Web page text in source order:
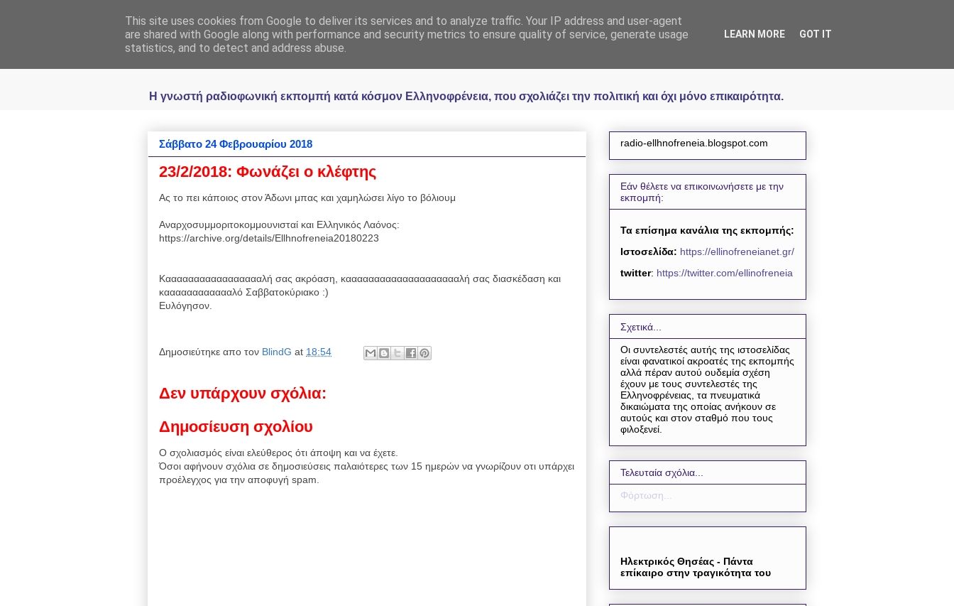
Ραδιοφωνική Ελληνοφρένεια Unofficial
Η γνωστή ραδιοφωνική εκπομπή κατά κόσμον Ελληνοφρένεια, που σχολιάζει την πολιτική και όχι μόνο επικαιρότητα.
Σάββατο 24 Φεβρουαρίου 2018
23/2/2018: Φωνάζει ο κλέφτης
Ας το πει κάποιος στον Άδωνι μπας και χαμηλώσει λίγο το βόλιουμ
Αναρχοσυμμοριτοκομμουνισταί και Ελληνικός Λαόνος:
https://archive.org/details/Ellhnofreneia20180223
Καααααααααααααααααλή σας ακρόαση, κααααααααααααααααααααλή σας διασκέδαση και
κααααααααααααλό Σαββατοκύριακο :)
Ευλόγησον.
Δημοσιεύτηκε απο τον BlindG at 18:54
Δεν υπάρχουν σχόλια:
Δημοσίευση σχολίου
Ο σχολιασμός είναι ελεύθερος ότι άποψη και να έχετε.
Όσοι αφήνουν σχόλια σε δημοσιεύσεις παλαιότερες των 15 ημερών να γνωρίζουν οτι υπάρχει
προέλεγχος για την αποφυγή spam.
radio-ellhnofreneia.blogspot.com
Εάν θέλετε να επικοινωνήσετε με την
εκπομπή:
Τα επίσημα κανάλια της εκπομπής:
Ιστοσελίδα: https://ellinofreneianet.gr/
twitter: https://twitter.com/ellinofreneia
Σχετικά...
Οι συντελεστές αυτής της ιστοσελίδας
είναι φανατικοί ακροατές της εκπομπής
αλλά πέραν αυτού ουδεμία σχέση
έχουν με τους συντελεστές της
Ελληνοφρένειας, τα πνευματικά
δικαιώματα της οποίας ανήκουν σε
αυτούς και στον σταθμό που τους
φιλοξενεί.
Τελευταία σχόλια...
Φόρτωση...
Ηλεκτρικός Θησέας - Πάντα
επίκαιρο στην τραγικότητα του
This site uses cookies from Google to deliver its services and to analyze traffic. Your IP address and user-agent
are shared with Google along with performance and security metrics to ensure quality of service, generate usage
statistics, and to detect and address abuse.
LEARN MORE GOT IT